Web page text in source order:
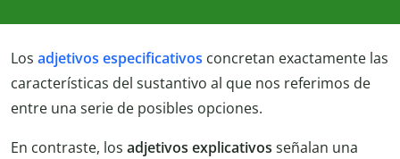
Los adjetivos especificativos concretan exactamente las
características del sustantivo al que nos referimos de
entre una serie de posibles opciones.
En contraste, los adjetivos explicativos señalan una